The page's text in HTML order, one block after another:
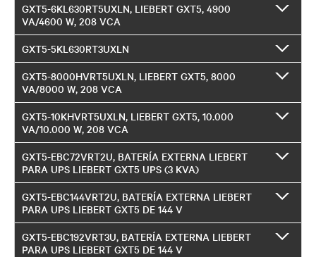
GXT5-6KL630RT5UXLN, LIEBERT GXT5, 4900
VA/4600 W, 208 VCA
GXT5-5KL630RT3UXLN
GXT5-8000HVRT5UXLN, LIEBERT GXT5, 8000
VA/8000 W, 208 VCA
GXT5-10KHVRT5UXLN, LIEBERT GXT5, 10.000
VA/10.000 W, 208 VCA
GXT5-EBC72VRT2U, BATERÍA EXTERNA LIEBERT
PARA UPS LIEBERT GXT5 UPS (3 KVA)
GXT5-EBC144VRT2U, BATERÍA EXTERNA LIEBERT
PARA UPS LIEBERT GXT5 DE 144 V
GXT5-EBC192VRT3U, BATERÍA EXTERNA LIEBERT
PARA UPS LIEBERT GXT5 DE 144 V